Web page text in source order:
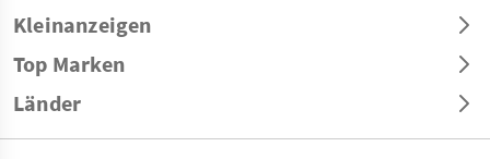
Kleinanzeigen
Top Marken
Länder